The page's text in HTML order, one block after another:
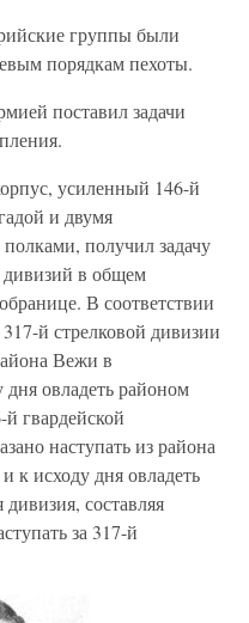
группы были
порядкам пехоты.
поставил задачи
усиленный 146-й
и двумя
получил задачу
дивизий в общем
В соответствии
й стрелковой дивизии
Вежи в
овладеть районом
гвардейской
наступать из района
к исходу дня овладеть
составляя
за 317-й